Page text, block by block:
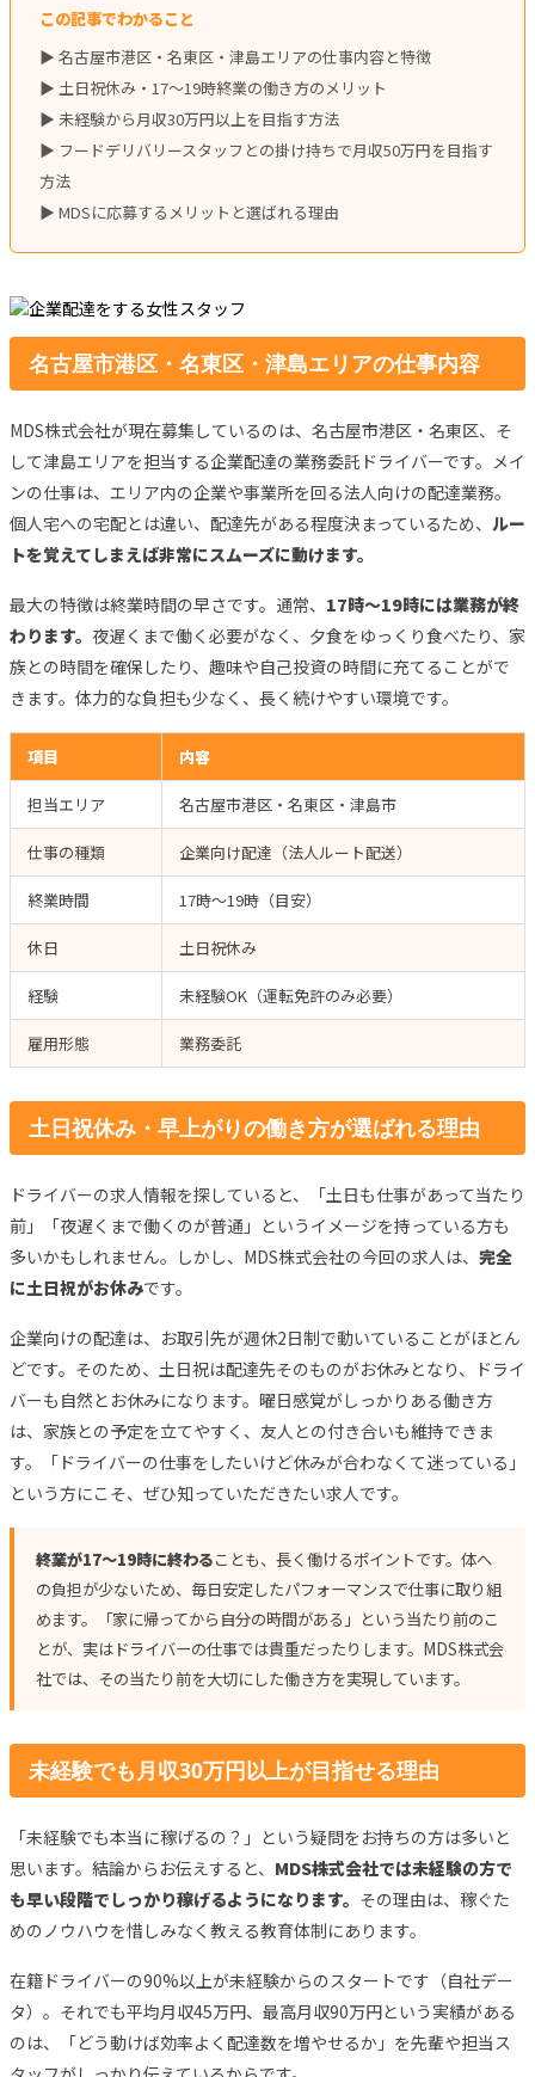
この記事でわかること
▶ 名古屋市港区・名東区・津島エリアの仕事内容と特徴
▶ 土日祝休み・17〜19時終業の働き方のメリット
▶ 未経験から月収30万円以上を目指す方法
▶ フードデリバリースタッフとの掛け持ちで月収50万円を目指す
方法
▶ MDSに応募するメリットと選ばれる理由
名古屋市港区・名東区・津島エリアの仕事内容
MDS株式会社が現在募集しているのは、名古屋市港区・名東区、そ
して津島エリアを担当する企業配達の業務委託ドライバーです。メイ
ンの仕事は、エリア内の企業や事業所を回る法人向けの配達業務。
個人宅への宅配とは違い、配達先がある程度決まっているため、 ルー
トを覚えてしまえば非常にスムーズに動けます。
最大の特徴は終業時間の早さです。通常、 17時〜19時には業務が終
わります。 夜遅くまで働く必要がなく、夕食をゆっくり食べたり、家
族との時間を確保したり、趣味や自己投資の時間に充てることがで
きます。体力的な負担も少なく、長く続けやすい環境です。
項目 内容
担当エリア 名古屋市港区・名東区・津島市
仕事の種類 企業向け配達（法人ルート配送）
終業時間 17時〜19時（目安）
休日 土日祝休み
経験 未経験OK（運転免許のみ必要）
雇用形態 業務委託
土日祝休み・早上がりの働き方が選ばれる理由
ドライバーの求人情報を探していると、「土日も仕事があって当たり
前」「夜遅くまで働くのが普通」というイメージを持っている方も
多いかもしれません。しかし、MDS株式会社の今回の求人は、 完全
に土日祝がお休みです。
企業向けの配達は、お取引先が週休2日制で動いていることがほとん
どです。そのため、土日祝は配達先そのものがお休みとなり、ドライ
バーも自然とお休みになります。曜日感覚がしっかりある働き方
は、家族との予定を立てやすく、友人との付き合いも維持できま
す。「ドライバーの仕事をしたいけど休みが合わなくて迷っている」
という方にこそ、ぜひ知っていただきたい求人です。
終業が17〜19時に終わることも、長く働けるポイントです。体へ
の負担が少ないため、毎日安定したパフォーマンスで仕事に取り組
めます。「家に帰ってから自分の時間がある」という当たり前のこ
とが、実はドライバーの仕事では貴重だったりします。MDS株式会
社では、その当たり前を大切にした働き方を実現しています。
未経験でも月収30万円以上が目指せる理由
「未経験でも本当に稼げるの？」という疑問をお持ちの方は多いと
思います。結論からお伝えすると、 MDS株式会社では未経験の方で
も早い段階でしっかり稼げるようになります。 その理由は、稼ぐた
めのノウハウを惜しみなく教える教育体制にあります。
在籍ドライバーの90%以上が未経験からのスタートです（自社デー
タ）。それでも平均月収45万円、最高月収90万円という実績がある
のは、「どう動けば効率よく配達数を増やせるか」を先輩や担当ス